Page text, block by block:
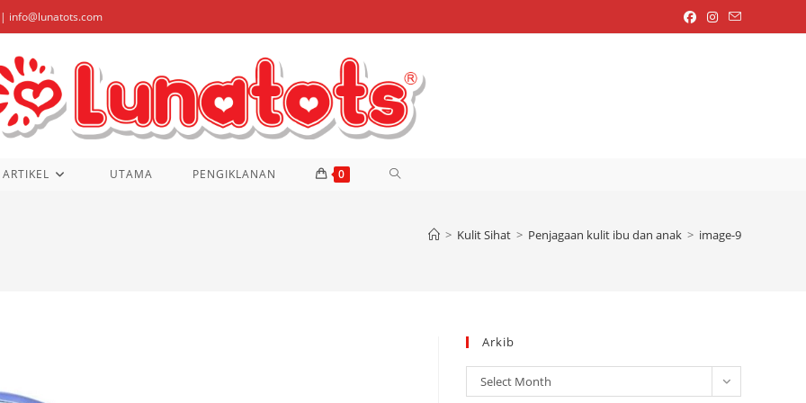
info@lunatots.com
ARTIKEL UTAMA PENGIKLANAN 0
TOGGLE
SEARCH > Kulit Sihat > Penjagaan kulit ibu dan anak > image-9
Arkib
Arkib
Select Month